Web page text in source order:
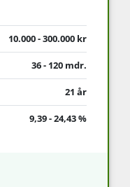
10.000 - 300.000 kr
36 - 120 mdr.
21 år
9,39 - 24,43 %